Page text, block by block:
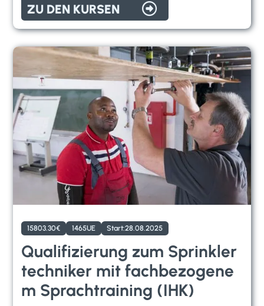
Brandschutztechnik und erwerben Sie die Befähigung, um
elektrische Installationen und Wartungen im Bereich der
Brandschutztechnik sicher und ordnungsgemäß
ZU DEN KURSEN 
15803.30€ 1465UE Start:28.08.2025
Qualifizierung zum Sprinkler
techniker mit fachbezogene
m Sprachtraining (IHK)